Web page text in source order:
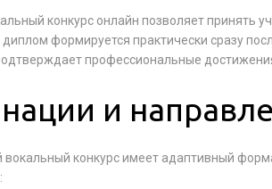
конкурс онлайн позволяет принять
формируется практически сразу
профессиональные
и
вокальный конкурс имеет адаптивный